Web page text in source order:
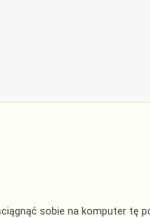
sobie na komputer tę